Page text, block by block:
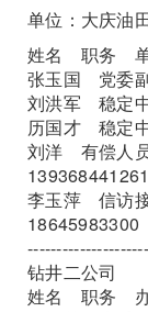
单位：大庆油
姓名 职务
张玉国 党委
刘洪军 稳定
历国才 稳定
刘洋 有偿人
139368441261
李玉萍 信访
18645983300
钻井二公司
姓名 职务